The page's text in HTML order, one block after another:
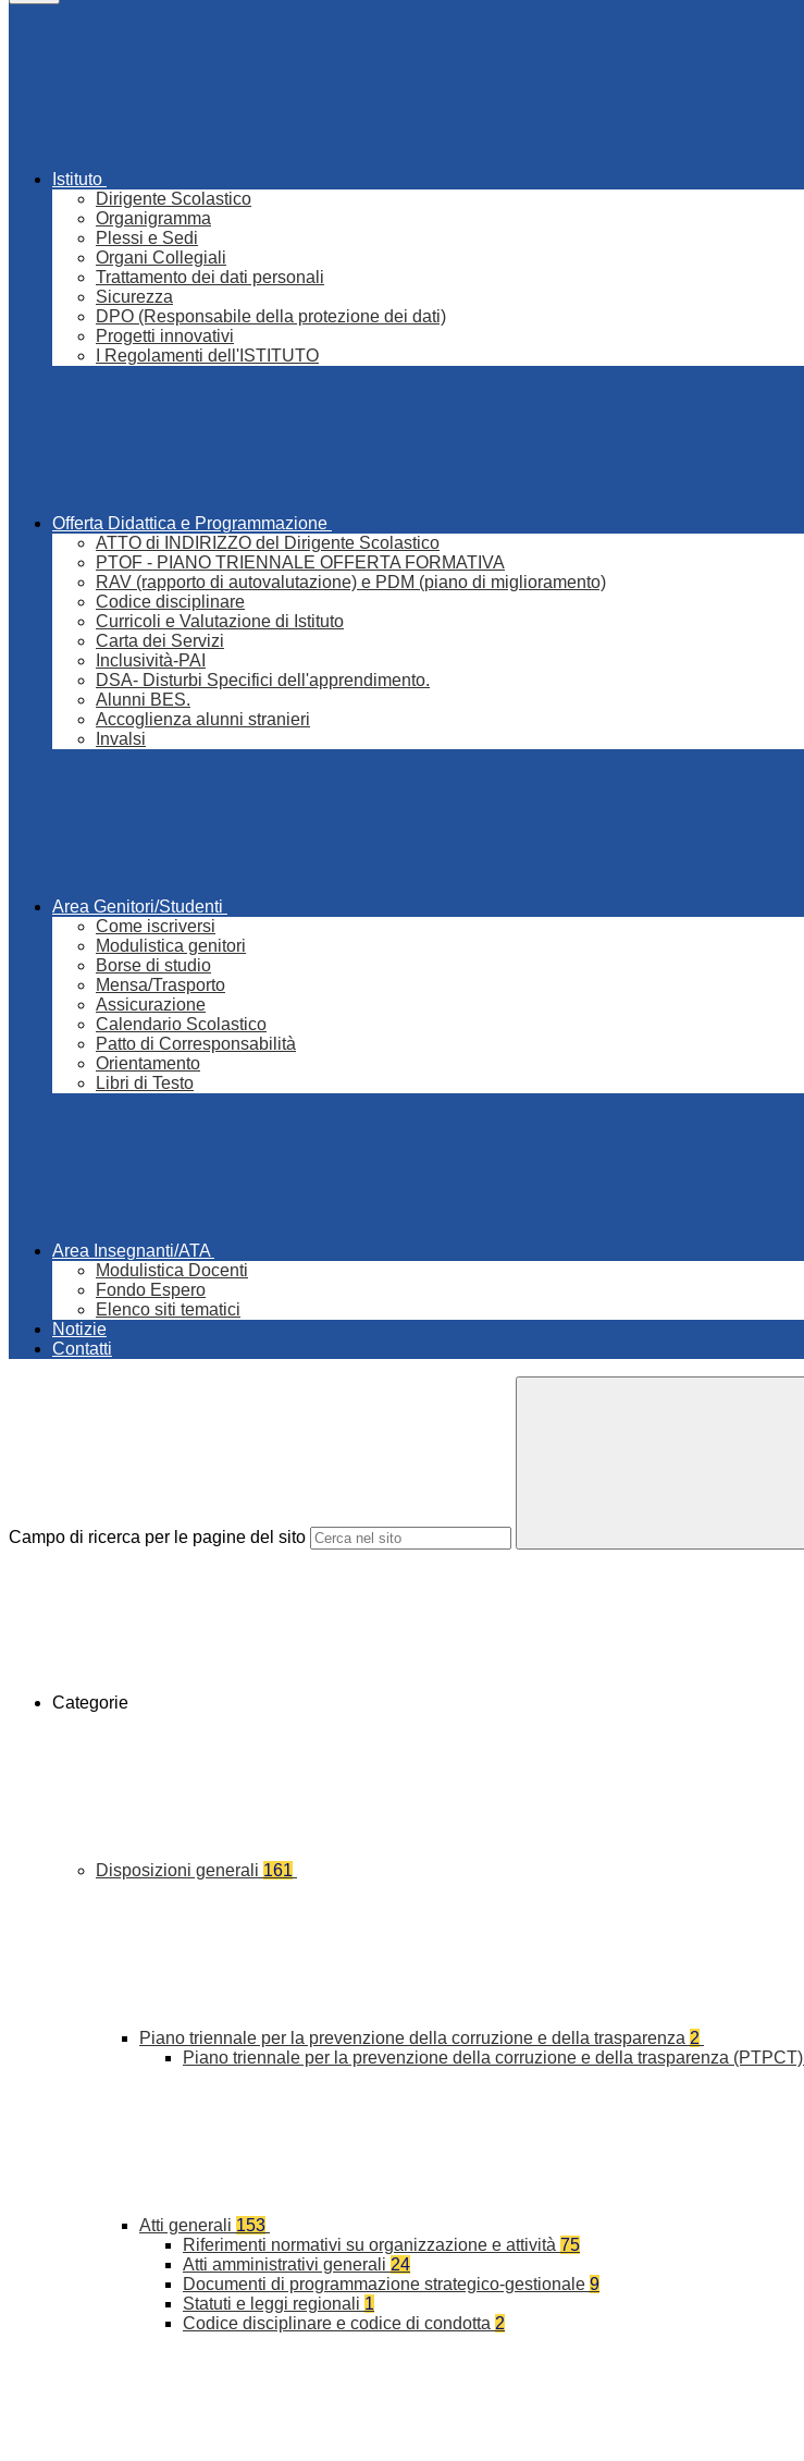
Istituto
Dirigente Scolastico
Organigramma
Plessi e Sedi
Organi Collegiali
Trattamento dei dati personali
Sicurezza
DPO (Responsabile della protezione dei dati)
Progetti innovativi
I Regolamenti dell'ISTITUTO
Offerta Didattica e Programmazione
ATTO di INDIRIZZO del Dirigente Scolastico
PTOF - PIANO TRIENNALE OFFERTA FORMATIVA
RAV (rapporto di autovalutazione) e PDM (piano di miglioramento)
Codice disciplinare
Curricoli e Valutazione di Istituto
Carta dei Servizi
Inclusività-PAI
DSA- Disturbi Specifici dell'apprendimento.
Alunni BES.
Accoglienza alunni stranieri
Invalsi
Area Genitori/Studenti
Come iscriversi
Modulistica genitori
Borse di studio
Mensa/Trasporto
Assicurazione
Calendario Scolastico
Patto di Corresponsabilità
Orientamento
Libri di Testo
Area Insegnanti/ATA
Modulistica Docenti
Fondo Espero
Elenco siti tematici
Notizie
Contatti
Campo di ricerca per le pagine del sito
Categorie
Disposizioni generali 161
Piano triennale per la prevenzione della corruzione e della trasparenza 2
Piano triennale per la prevenzione della corruzione e della trasparenza (PTPCT)
Atti generali 153
Riferimenti normativi su organizzazione e attività 75
Atti amministrativi generali 24
Documenti di programmazione strategico-gestionale 9
Statuti e leggi regionali 1
Codice disciplinare e codice di condotta 2